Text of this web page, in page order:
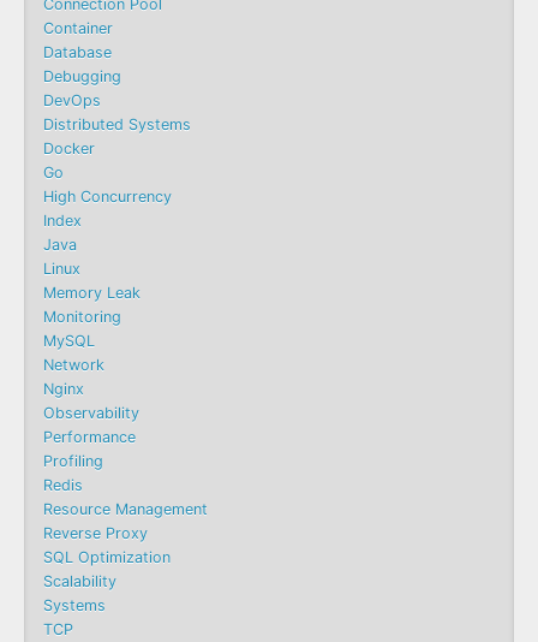
Connection Pool
Container
Database
Debugging
DevOps
Distributed Systems
Docker
Go
High Concurrency
Index
Java
Linux
Memory Leak
Monitoring
MySQL
Network
Nginx
Observability
Performance
Profiling
Redis
Resource Management
Reverse Proxy
SQL Optimization
Scalability
Systems
TCP